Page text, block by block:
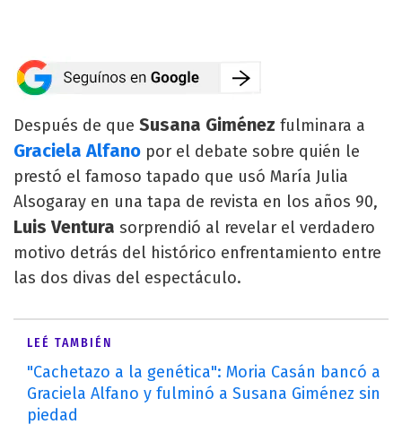
Después de que Susana Giménez fulminara a
Graciela Alfano por el debate sobre quién le
prestó el famoso tapado que usó María Julia
Alsogaray en una tapa de revista en los años 90,
Luis Ventura sorprendió al revelar el verdadero
motivo detrás del histórico enfrentamiento entre
las dos divas del espectáculo.
LEÉ TAMBIÉN
"Cachetazo a la genética": Moria Casán bancó a
Graciela Alfano y fulminó a Susana Giménez sin
piedad